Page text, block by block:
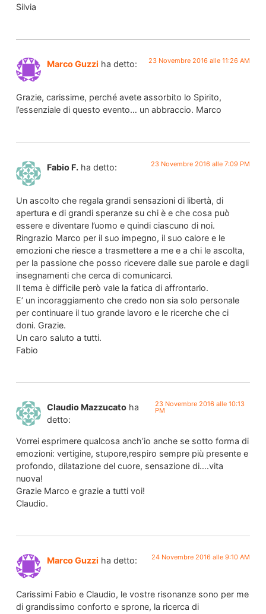
Silvia
Marco Guzzi ha detto: 23 Novembre 2016 alle 11:26 AM
Grazie, carissime, perché avete assorbito lo Spirito,
l’essenziale di questo evento… un abbraccio. Marco
Fabio F. ha detto: 23 Novembre 2016 alle 7:09 PM
Un ascolto che regala grandi sensazioni di libertà, di
apertura e di grandi speranze su chi è e che cosa può
essere e diventare l’uomo e quindi ciascuno di noi.
Ringrazio Marco per il suo impegno, il suo calore e le
emozioni che riesce a trasmettere a me e a chi le ascolta,
per la passione che posso ricevere dalle sue parole e dagli
insegnamenti che cerca di comunicarci.
Il tema è difficile però vale la fatica di affrontarlo.
E’ un incoraggiamento che credo non sia solo personale
per continuare il tuo grande lavoro e le ricerche che ci
doni. Grazie.
Un caro saluto a tutti.
Fabio
Claudio Mazzucato ha
detto:
23 Novembre 2016 alle 10:13
PM
Vorrei esprimere qualcosa anch’io anche se sotto forma di
emozioni: vertigine, stupore,respiro sempre più presente e
profondo, dilatazione del cuore, sensazione di….vita
nuova!
Grazie Marco e grazie a tutti voi!
Claudio.
Marco Guzzi ha detto: 24 Novembre 2016 alle 9:10 AM
Carissimi Fabio e Claudio, le vostre risonanze sono per me
di grandissimo conforto e sprone, la ricerca di